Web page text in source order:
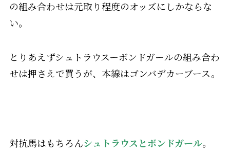
の組み合わせは元取り程度のオッズにしかならな
い。
とりあえずシュトラウスーボンドガールの組み合わ
せは押さえで買うが、本線はゴンバデカーブース。
対抗馬はもちろんシュトラウスとボンドガール。